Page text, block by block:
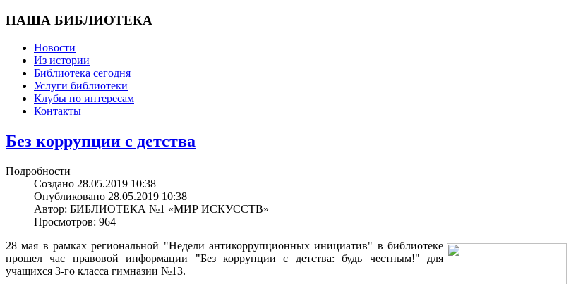
НАША БИБЛИОТЕКА
Новости
Из истории
Библиотека сегодня
Услуги библиотеки
Клубы по интересам
Контакты
Без коррупции с детства
Подробности
Создано 28.05.2019 10:38
Опубликовано 28.05.2019 10:38
Автор: БИБЛИОТЕКА №1 «МИР ИСКУССТВ»
Просмотров: 964
28 мая в рамках региональной "Недели антикоррупционных инициатив" в библиотеке
прошел час правовой информации "Без коррупции с детства: будь честным!" для
учащихся 3-го класса гимназии №13.